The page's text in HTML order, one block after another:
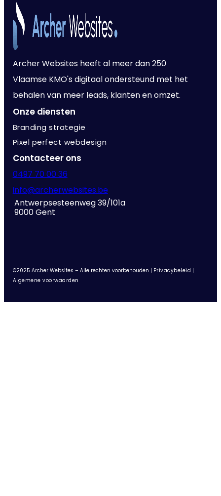
Archer Websites heeft al meer dan 250
Vlaamse KMO's digitaal ondersteund met het
behalen van meer leads, klanten en omzet.
Onze diensten
Branding strategie
Pixel perfect webdesign
Contacteer ons
0497 70 00 36
info@archerwebsites.be
Antwerpsesteenweg 39/101a
9000 Gent
©2025 Archer Websites – Alle rechten voorbehouden | Privacybeleid |
Algemene voorwaarden